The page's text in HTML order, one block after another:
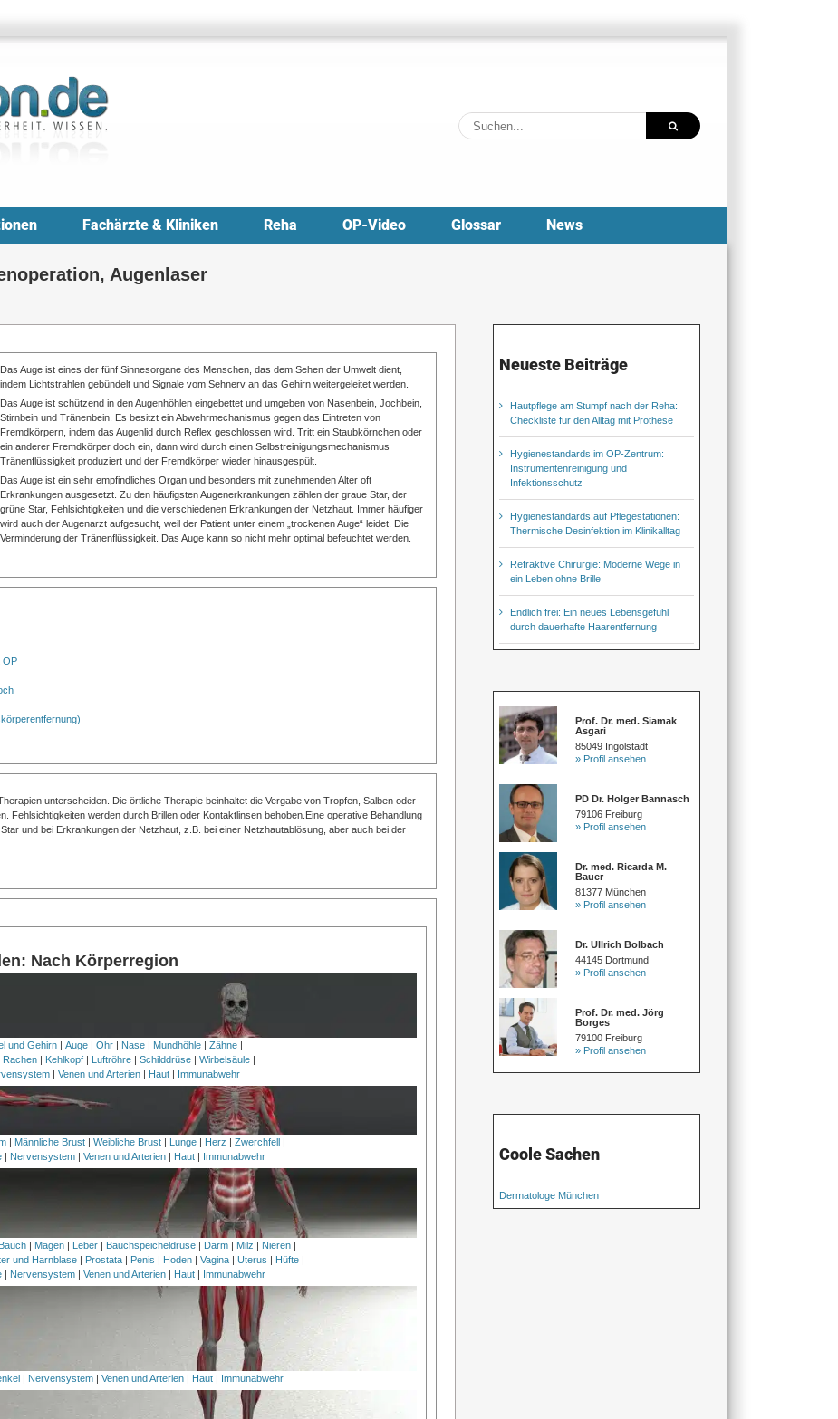
Suche
nach:
Fachärzte & Kliniken Reha OP-Video Glossar News
Augenlaser
Das Auge ist eines der fünf Sinnesorgane des Menschen, das dem Sehen der Umwelt dient,
indem Lichtstrahlen gebündelt und Signale vom Sehnerv an das Gehirn weitergeleitet werden.
Das Auge ist schützend in den Augenhöhlen eingebettet und umgeben von Nasenbein, Jochbein,
Stirnbein und Tränenbein. Es besitzt ein Abwehrmechanismus gegen das Eintreten von
Fremdkörpern, indem das Augenlid durch Reflex geschlossen wird. Tritt ein Staubkörnchen oder
ein anderer Fremdkörper doch ein, dann wird durch einen Selbstreinigungsmechanismus
Tränenflüssigkeit produziert und der Fremdkörper wieder hinausgespült.
Das Auge ist ein sehr empfindliches Organ und besonders mit zunehmenden Alter oft
Erkrankungen ausgesetzt. Zu den häufigsten Augenerkrankungen zählen der graue Star, der
grüne Star, Fehlsichtigkeiten und die verschiedenen Erkrankungen der Netzhaut. Immer häufiger
wird auch der Augenarzt aufgesucht, weil der Patient unter einem „trockenen Auge“ leidet. Die
der Tränenflüssigkeit. Das Auge kann so nicht mehr optimal befeuchtet werden.
OP
unterscheiden. Die örtliche Therapie beinhaltet die Vergabe von Tropfen, Salben oder
Fehlsichtigkeiten werden durch Brillen oder Kontaktlinsen behoben.Eine operative Behandlung
und bei Erkrankungen der Netzhaut, z.B. bei einer Netzhautablösung, aber auch bei der
Nach Körperregion
und Gehirn |Auge |Ohr | Nase | Mundhöhle |Zähne |
Rachen | Kehlkopf | Luftröhre |Schilddrüse |Wirbelsäule |
| Venen und Arterien| Haut| Immunabwehr
| Männliche Brust |Weibliche Brust | Lunge | Herz |Zwerchfell |
| Nervensystem| Venen und Arterien| Haut| Immunabwehr
Bauch | Magen | Leber | Bauchspeicheldrüse | Darm | Milz | Nieren |
und Harnblase | Prostata | Penis | Hoden |Vagina |Uterus | Hüfte |
| Nervensystem| Venen und Arterien| Haut| Immunabwehr
| Nervensystem| Venen und Arterien| Haut| Immunabwehr
Neueste Beiträge
Hautpflege am Stumpf nach der Reha:
Checkliste für den Alltag mit Prothese
Hygienestandards im OP-Zentrum:
Instrumentenreinigung und
Infektionsschutz
Hygienestandards auf Pflegestationen:
Thermische Desinfektion im Klinikalltag
Refraktive Chirurgie: Moderne Wege in
ein Leben ohne Brille
Endlich frei: Ein neues Lebensgefühl
durch dauerhafte Haarentfernung
Prof. Dr. med. Siamak
Asgari
85049 Ingolstadt
» Profil ansehen
PD Dr. Holger Bannasch
79106 Freiburg
» Profil ansehen
Dr. med. Ricarda M.
Bauer
81377 München
» Profil ansehen
Dr. Ullrich Bolbach
44145 Dortmund
» Profil ansehen
Prof. Dr. med. Jörg
Borges
79100 Freiburg
» Profil ansehen
Coole Sachen
Dermatologe München